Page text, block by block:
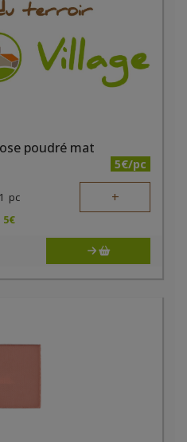
poudré mat
5€/pc
1 pc +
5€